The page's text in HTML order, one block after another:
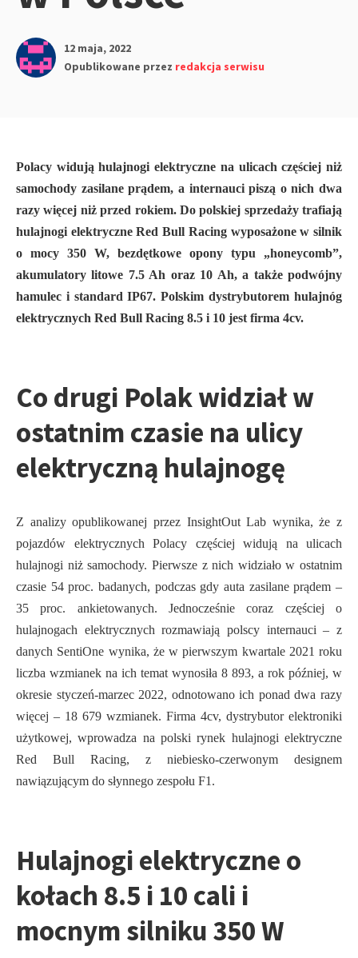
12 maja, 2022
Opublikowane przez redakcja serwisu
Polacy widują hulajnogi elektryczne na ulicach częściej niż
samochody zasilane prądem, a internauci piszą o nich dwa
razy więcej niż przed rokiem. Do polskiej sprzedaży trafiają
hulajnogi elektryczne Red Bull Racing wyposażone w silnik
o mocy 350 W, bezdętkowe opony typu „honeycomb”,
akumulatory litowe 7.5 Ah oraz 10 Ah, a także podwójny
hamulec i standard IP67. Polskim dystrybutorem hulajnóg
elektrycznych Red Bull Racing 8.5 i 10 jest firma 4cv.
Co drugi Polak widział w
ostatnim czasie na ulicy
elektryczną hulajnogę
Z analizy opublikowanej przez InsightOut Lab wynika, że z
pojazdów elektrycznych Polacy częściej widują na ulicach
hulajnogi niż samochody. Pierwsze z nich widziało w ostatnim
czasie 54 proc. badanych, podczas gdy auta zasilane prądem –
35 proc. ankietowanych. Jednocześnie coraz częściej o
hulajnogach elektrycznych rozmawiają polscy internauci – z
danych SentiOne wynika, że w pierwszym kwartale 2021 roku
liczba wzmianek na ich temat wynosiła 8 893, a rok później, w
okresie styczeń-marzec 2022, odnotowano ich ponad dwa razy
więcej – 18 679 wzmianek. Firma 4cv, dystrybutor elektroniki
użytkowej, wprowadza na polski rynek hulajnogi elektryczne
Red Bull Racing, z niebiesko-czerwonym designem
nawiązującym do słynnego zespołu F1.
Hulajnogi elektryczne o
kołach 8.5 i 10 cali i
mocnym silniku 350 W